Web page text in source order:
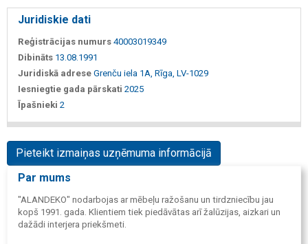
Juridiskie dati
Reģistrācijas numurs 40003019349
Dibināts 13.08.1991
Juridiskā adrese Grenču iela 1A, Rīga, LV-1029
Iesniegtie gada pārskati 2025
Īpašnieki 2
Pieteikt izmaiņas uzņēmuma informācijā
Par mums
"ALANDEKO" nodarbojas ar mēbeļu ražošanu un tirdzniecību jau
kopš 1991. gada. Klientiem tiek piedāvātas arī žalūzijas, aizkari un
dažādi interjera priekšmeti.